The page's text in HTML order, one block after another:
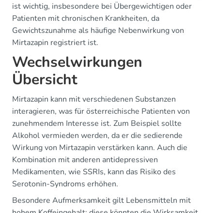
ist wichtig, insbesondere bei Übergewichtigen oder
Patienten mit chronischen Krankheiten, da
Gewichtszunahme als häufige Nebenwirkung von
Mirtazapin registriert ist.
Wechselwirkungen
Übersicht
Mirtazapin kann mit verschiedenen Substanzen
interagieren, was für österreichische Patienten von
zunehmendem Interesse ist. Zum Beispiel sollte
Alkohol vermieden werden, da er die sedierende
Wirkung von Mirtazapin verstärken kann. Auch die
Kombination mit anderen antidepressiven
Medikamenten, wie SSRIs, kann das Risiko des
Serotonin-Syndroms erhöhen.
Besondere Aufmerksamkeit gilt Lebensmitteln mit